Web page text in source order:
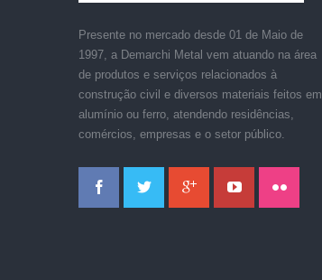
Presente no mercado desde 01 de Maio de
1997, a Demarchi Metal vem atuando na área
de produtos e serviços relacionados à
construção civil e diversos materiais feitos em
alumínio ou ferro, atendendo residências,
comércios, empresas e o setor público.